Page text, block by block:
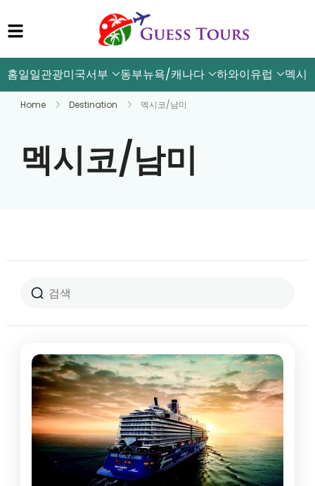
홈일일관광미국서부 동부뉴욕/캐나다 하와이유럽 멕시
Home Destination 멕시코/남미
멕시코/남미